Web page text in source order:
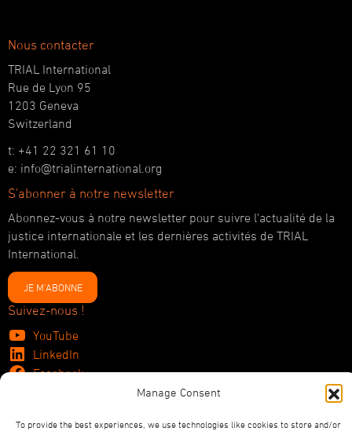
Manage Consent
To provide the best experiences, we use technologies like cookies to store and/or
Nous contacter
TRIAL International
Rue de Lyon 95
1203 Geneva
Switzerland
t: +41 22 321 61 10
e: info@trialinternational.org
S'abonner à notre newsletter
Abonnez-vous à notre newsletter pour suivre l’actualité de la
justice internationale et les dernières activités de TRIAL
International.
JE M'ABONNE
Suivez-nous !
YouTube
LinkedIn
Facebook